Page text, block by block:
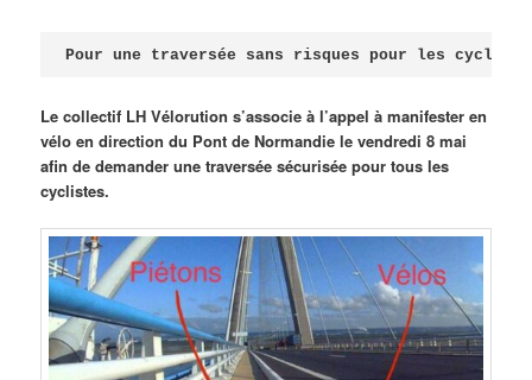
Pour une traversée sans risques pour les
Le collectif LH Vélorution s’associe à l’appel à manifester en
vélo en direction du Pont de Normandie le vendredi 8 mai
afin de demander une traversée sécurisée pour tous les
cyclistes.